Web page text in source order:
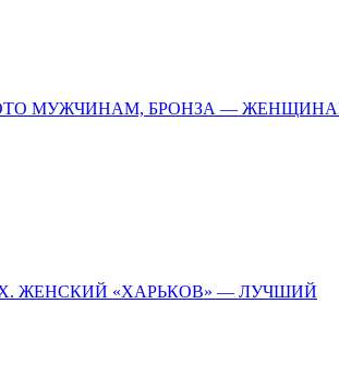
МУЖЧИНАМ, БРОНЗА —
ЖЕНСКИЙ «ХАРЬКОВ» — ЛУЧШИЙ